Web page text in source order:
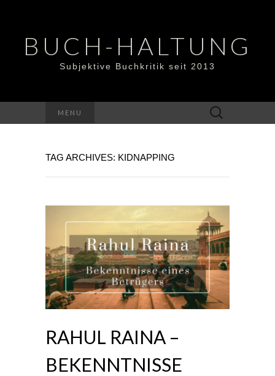
BUCH-HALTUNG
Subjektive Buchkritik seit 2013
MENU
Suchen
nach:
TAG ARCHIVES: KIDNAPPING
RAHUL RAINA –
BEKENNTNISSE